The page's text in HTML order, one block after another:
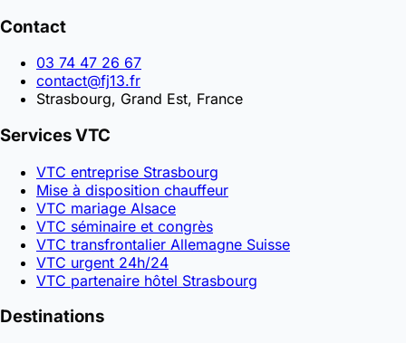
Contact
03 74 47 26 67
contact@fj13.fr
Strasbourg, Grand Est, France
Services VTC
VTC entreprise Strasbourg
Mise à disposition chauffeur
VTC mariage Alsace
VTC séminaire et congrès
VTC transfrontalier Allemagne Suisse
VTC urgent 24h/24
VTC partenaire hôtel Strasbourg
Destinations